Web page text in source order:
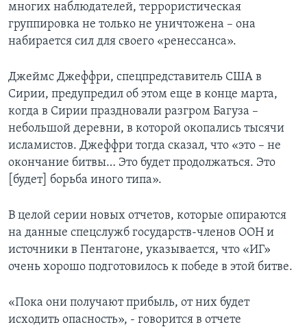
многих наблюдателей, террористическая
группировка не только не уничтожена – она
набирается сил для своего «ренессанса».
Джеймс Джеффри, спецпредставитель США в
Сирии, предупредил об этом еще в конце марта,
когда в Сирии праздновали разгром Багуза –
небольшой деревни, в которой окопались тысячи
исламистов. Джеффри тогда сказал, что «это – не
окончание битвы… Это будет продолжаться. Это
[будет] борьба иного типа».
В целой серии новых отчетов, которые опираются
на данные спецслужб государств-членов ООН и
источники в Пентагоне, указывается, что «ИГ»
очень хорошо подготовилось к победе в этой битве.
«Пока они получают прибыль, от них будет
исходить опасность», - говорится в отчете